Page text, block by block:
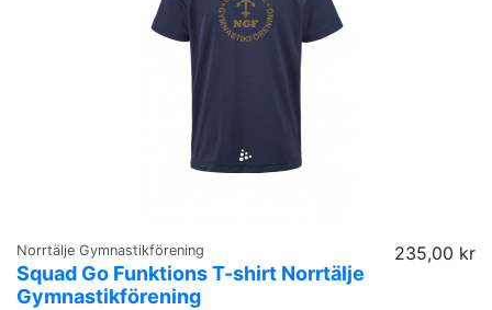
Norrtälje Gymnastikförening
Squad Go Funktions T-shirt Norrtälje
Gymnastikförening
235,00 kr